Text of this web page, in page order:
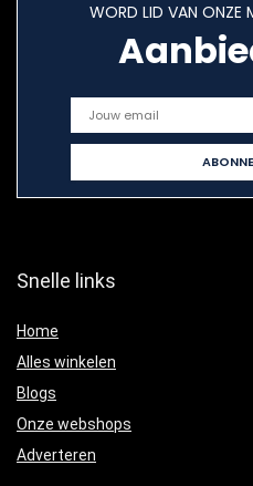
WORD LID VAN ONZE
Snelle links
Home
Alles winkelen
Blogs
Onze webshops
Adverteren